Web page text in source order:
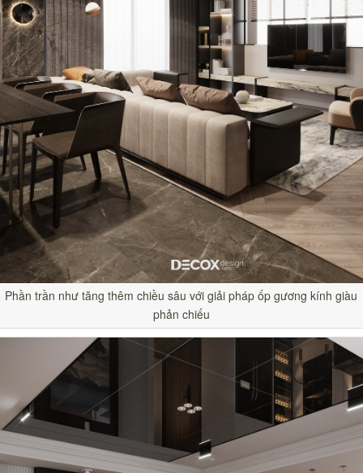
Phần trần như tăng thêm chiều sâu với giải pháp ốp gương kính giàu
phản chiếu